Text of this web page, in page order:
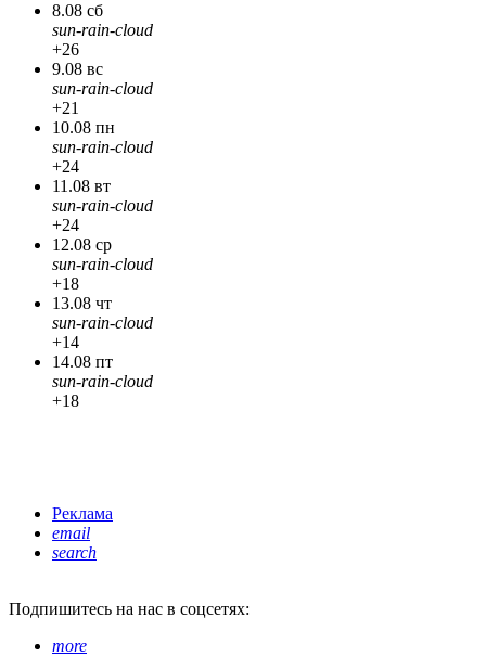
8.08 сб
sun-rain-cloud
+26
9.08 вс
sun-rain-cloud
+21
10.08 пн
sun-rain-cloud
+24
11.08 вт
sun-rain-cloud
+24
12.08 ср
sun-rain-cloud
+18
13.08 чт
sun-rain-cloud
+14
14.08 пт
sun-rain-cloud
+18
Реклама
email
search
Подпишитесь на нас в соцсетях:
more